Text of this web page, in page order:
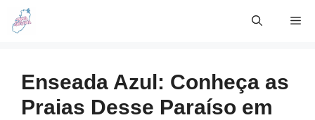
Skip
Enseada Azul: Conheça as
Praias Desse Paraíso em